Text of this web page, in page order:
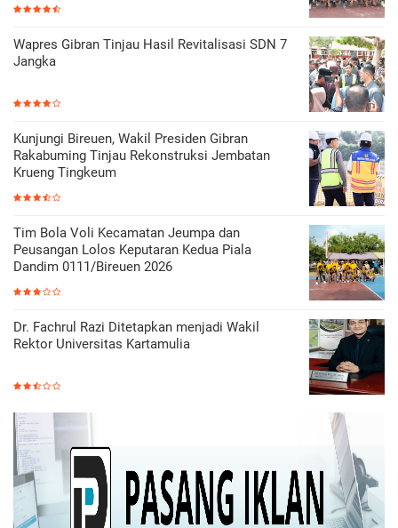
Wapres Gibran Tinjau Hasil Revitalisasi SDN 7
Jangka
Kunjungi Bireuen, Wakil Presiden Gibran
Rakabuming Tinjau Rekonstruksi Jembatan
Krueng Tingkeum
Tim Bola Voli Kecamatan Jeumpa dan
Peusangan Lolos Keputaran Kedua Piala
Dandim 0111/Bireuen 2026
Dr. Fachrul Razi Ditetapkan menjadi Wakil
Rektor Universitas Kartamulia